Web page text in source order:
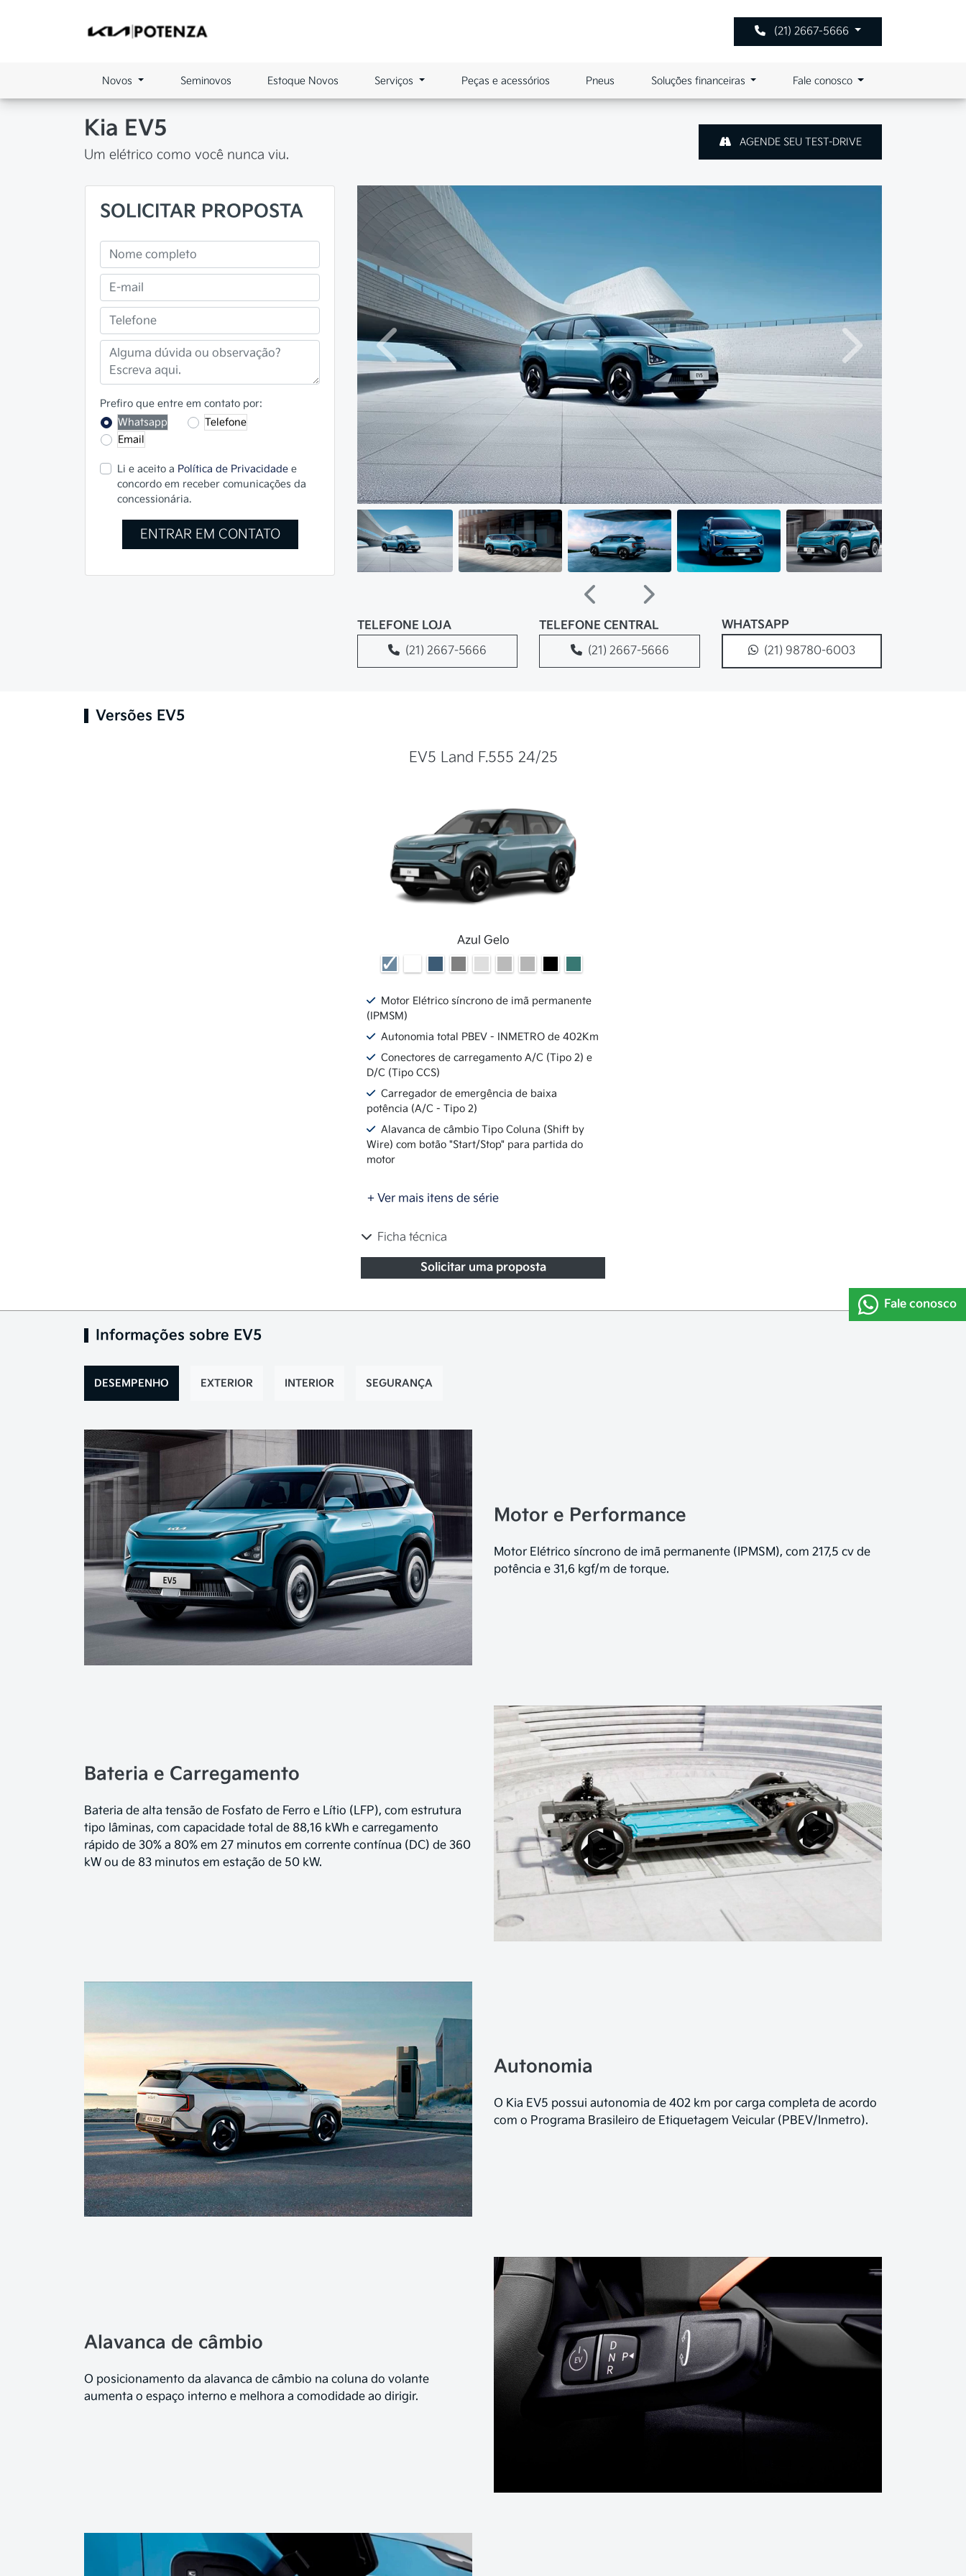
(21) 2667-5666
Novos Seminovos Estoque Novos Serviços Peças e acessórios Pneus Soluções financeiras Fale conosco
Kia EV5
Um elétrico como você nunca viu.
AGENDE SEU TEST-DRIVE
SOLICITAR PROPOSTA
Prefiro que entre em contato por:
Whatsapp
Telefone
Email
Li e aceito a Política de Privacidade e
concordo em receber comunicações da
concessionária.
ENTRAR EM CONTATO
Anterior Próximo
Anterior
Próximo
TELEFONE LOJA
(21) 2667-5666
TELEFONE CENTRAL
(21) 2667-5666
WHATSAPP
(21) 98780-6003
Versões EV5
EV5 Land F.555 24/25
Azul Gelo
Motor Elétrico síncrono de imã permanente
(IPMSM)
Autonomia total PBEV - INMETRO de 402Km
Conectores de carregamento A/C (Tipo 2) e
D/C (Tipo CCS)
Carregador de emergência de baixa
potência (A/C - Tipo 2)
Alavanca de câmbio Tipo Coluna (Shift by
Wire) com botão "Start/Stop" para partida do
motor
+ Ver mais itens de série
Ficha técnica
Solicitar uma proposta
Informações sobre EV5
DESEMPENHO EXTERIOR INTERIOR SEGURANÇA
Motor e Performance
Motor Elétrico síncrono de imã permanente (IPMSM), com 217,5 cv de
potência e 31,6 kgf/m de torque.
Bateria e Carregamento
Bateria de alta tensão de Fosfato de Ferro e Lítio (LFP), com estrutura
tipo lâminas, com capacidade total de 88,16 kWh e carregamento
rápido de 30% a 80% em 27 minutos em corrente contínua (DC) de 360
kW ou de 83 minutos em estação de 50 kW.
Autonomia
O Kia EV5 possui autonomia de 402 km por carga completa de acordo
com o Programa Brasileiro de Etiquetagem Veicular (PBEV/Inmetro).
Alavanca de câmbio
O posicionamento da alavanca de câmbio na coluna do volante
aumenta o espaço interno e melhora a comodidade ao dirigir.
Fale conosco